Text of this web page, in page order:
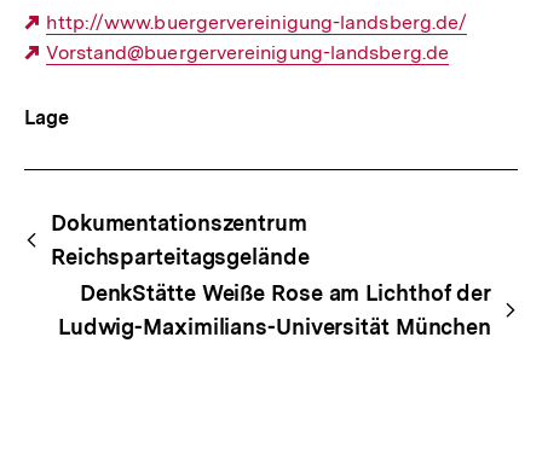
Externer
Link:
http://www.buergervereinigung-landsberg.de/
Externer
Vorstand@buergervereinigung-landsberg.de
Lage
Begriffsnavigation
Content-
Navigation
Dokumentationszentrum
Reichsparteitagsgelände
DenkStätte Weiße Rose am Lichthof der
Ludwig-Maximilians-Universität München